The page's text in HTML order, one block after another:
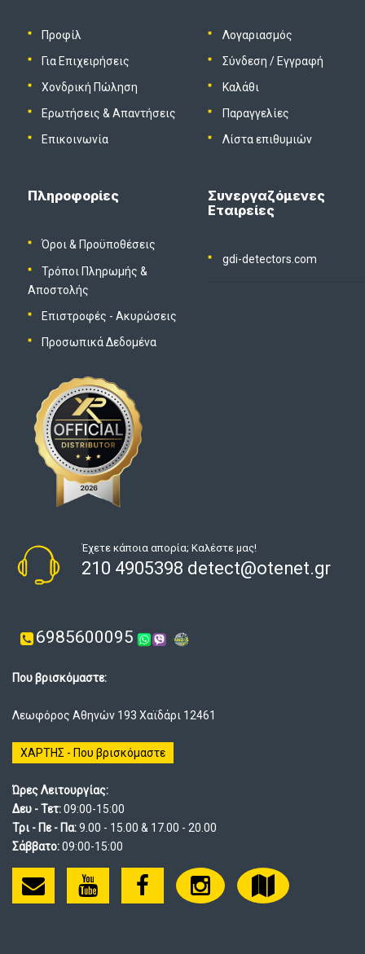
Προφίλ
Για Επιχειρήσεις
Χονδρική Πώληση
Ερωτήσεις & Απαντήσεις
Επικοινωνία
Λογαριασμός
Σύνδεση / Εγγραφή
Καλάθι
Παραγγελίες
Λίστα επιθυμιών
Πληροφορίες
Όροι & Προϋποθέσεις
Τρόποι Πληρωμής &
Αποστολής
Επιστροφές - Ακυρώσεις
Προσωπικά Δεδομένα
Συνεργαζόμενες
Εταιρείες
gdi-detectors.com
Έχετε κάποια απορία; Καλέστε μας!
210 4905398 detect@otenet.gr
6985600095
Που βρισκόμαστε:
Λεωφόρος Αθηνών 193 Χαϊδάρι 12461
ΧΑΡΤΗΣ - Που βρισκόμαστε
Ώρες Λειτουργίας:
Δευ - Τετ:09:00-15:00
Τρι - Πε - Πα:9.00 - 15.00 & 17.00 - 20.00
Σάββατο:09:00-15:00